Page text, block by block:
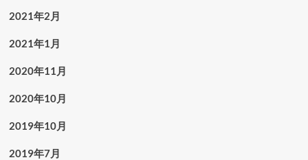
2021年2月
2021年1月
2020年11月
2020年10月
2019年10月
2019年7月